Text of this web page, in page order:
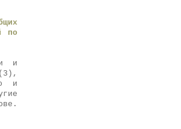
по
и
и